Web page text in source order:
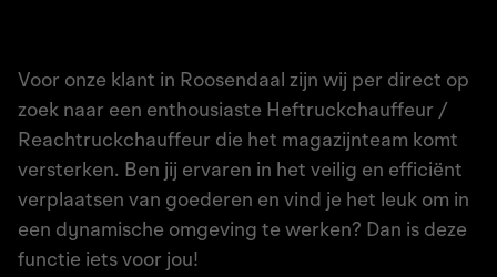
Voor onze klant in Roosendaal zijn wij per direct op
zoek naar een enthousiaste Heftruckchauffeur /
Reachtruckchauffeur die het magazijnteam komt
versterken. Ben jij ervaren in het veilig en efficiënt
verplaatsen van goederen en vind je het leuk om in
een dynamische omgeving te werken? Dan is deze
functie iets voor jou!